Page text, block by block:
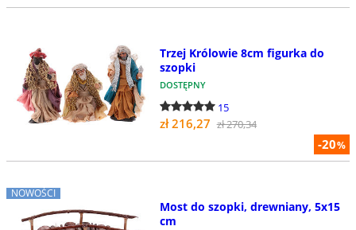
-20%
Trzej Królowie 8cm figurka do
szopki
DOSTĘPNY
15
zł 216,27 zł 270,34
NOWOŚCI
Most do szopki, drewniany, 5x15
cm